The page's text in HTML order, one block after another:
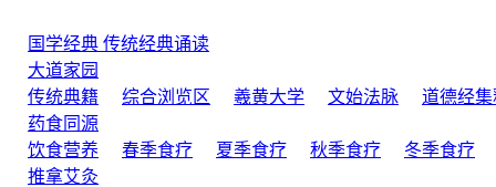
国学经典 传统经典诵读
大道家园
传统典籍
综合浏览区 羲黄大学 文始法脉
道德经集
药食同源
饮食营养
春季食疗 夏季食疗 秋季食疗 冬季食疗
推拿艾灸